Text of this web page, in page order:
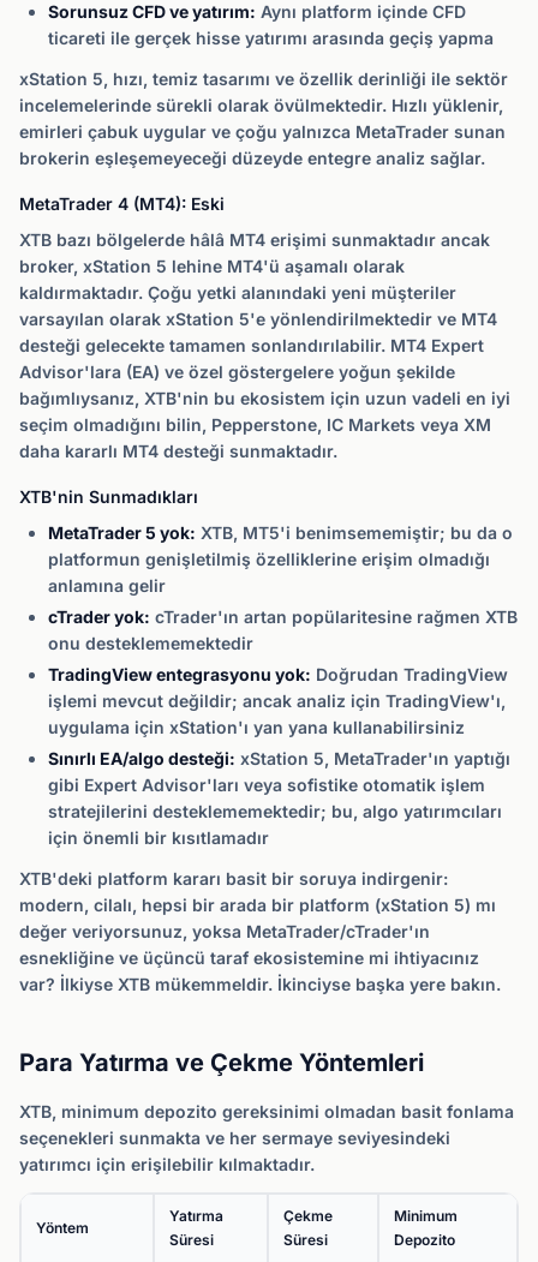
Sorunsuz CFD ve yatırım: Aynı platform içinde CFD
ticareti ile gerçek hisse yatırımı arasında geçiş yapma
xStation 5, hızı, temiz tasarımı ve özellik derinliği ile sektör
incelemelerinde sürekli olarak övülmektedir. Hızlı yüklenir,
emirleri çabuk uygular ve çoğu yalnızca MetaTrader sunan
brokerin eşleşemeyeceği düzeyde entegre analiz sağlar.
MetaTrader 4 (MT4): Eski
XTB bazı bölgelerde hâlâ MT4 erişimi sunmaktadır ancak
broker, xStation 5 lehine MT4'ü aşamalı olarak
kaldırmaktadır. Çoğu yetki alanındaki yeni müşteriler
varsayılan olarak xStation 5'e yönlendirilmektedir ve MT4
desteği gelecekte tamamen sonlandırılabilir. MT4 Expert
Advisor'lara (EA) ve özel göstergelere yoğun şekilde
bağımlıysanız, XTB'nin bu ekosistem için uzun vadeli en iyi
seçim olmadığını bilin, Pepperstone, IC Markets veya XM
daha kararlı MT4 desteği sunmaktadır.
XTB'nin Sunmadıkları
MetaTrader 5 yok: XTB, MT5'i benimsememiştir; bu da o
platformun genişletilmiş özelliklerine erişim olmadığı
anlamına gelir
cTrader yok: cTrader'ın artan popülaritesine rağmen XTB
onu desteklememektedir
TradingView entegrasyonu yok: Doğrudan TradingView
işlemi mevcut değildir; ancak analiz için TradingView'ı,
uygulama için xStation'ı yan yana kullanabilirsiniz
Sınırlı EA/algo desteği: xStation 5, MetaTrader'ın yaptığı
gibi Expert Advisor'ları veya sofistike otomatik işlem
stratejilerini desteklememektedir; bu, algo yatırımcıları
için önemli bir kısıtlamadır
XTB'deki platform kararı basit bir soruya indirgenir:
modern, cilalı, hepsi bir arada bir platform (xStation 5) mı
değer veriyorsunuz, yoksa MetaTrader/cTrader'ın
esnekliğine ve üçüncü taraf ekosistemine mi ihtiyacınız
var? İlkiyse XTB mükemmeldir. İkinciyse başka yere bakın.
Para Yatırma ve Çekme Yöntemleri
XTB, minimum depozito gereksinimi olmadan basit fonlama
seçenekleri sunmakta ve her sermaye seviyesindeki
yatırımcı için erişilebilir kılmaktadır.
Yöntem
Yatırma
Süresi
Çekme
Süresi
Minimum
Depozito